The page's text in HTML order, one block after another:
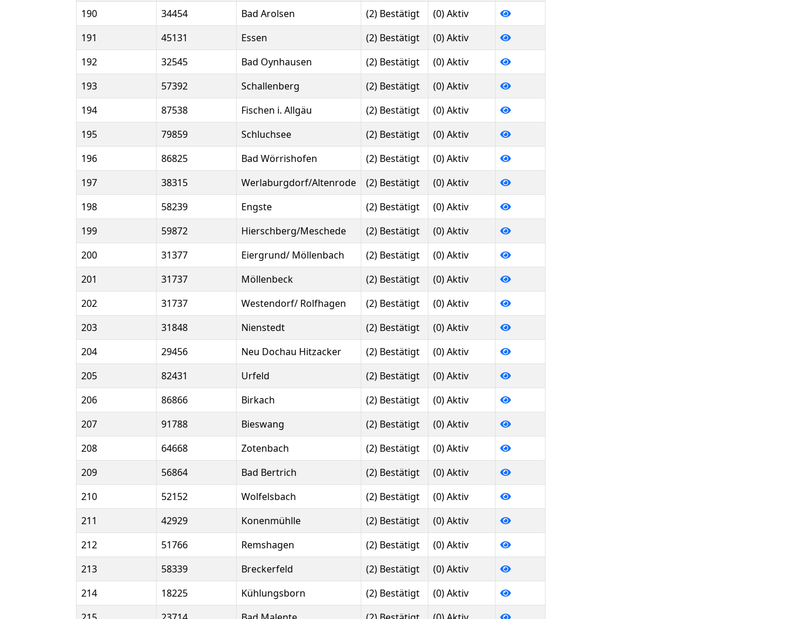
190
34454 Bad Arolsen (2) Bestätigt
(0) Aktiv
191
45131 Essen (2) Bestätigt
(0) Aktiv
192
32545 Bad Oynhausen (2) Bestätigt
(0) Aktiv
193
57392 Schallenberg (2) Bestätigt
(0) Aktiv
194
87538 Fischen i. Allgäu (2) Bestätigt
(0) Aktiv
195
79859 Schluchsee (2) Bestätigt
(0) Aktiv
196
86825 Bad Wörrishofen (2) Bestätigt
(0) Aktiv
197
38315 Werlaburgdorf/Altenrode (2) Bestätigt
(0) Aktiv
198
58239 Engste (2) Bestätigt
(0) Aktiv
199
59872 Hierschberg/Meschede (2) Bestätigt
(0) Aktiv
200
31377 Eiergrund/ Möllenbach (2) Bestätigt
(0) Aktiv
201
31737 Möllenbeck (2) Bestätigt
(0) Aktiv
202
31737 Westendorf/ Rolfhagen (2) Bestätigt
(0) Aktiv
203
31848 Nienstedt (2) Bestätigt
(0) Aktiv
204
29456 Neu Dochau Hitzacker (2) Bestätigt
(0) Aktiv
205
82431 Urfeld (2) Bestätigt
(0) Aktiv
206
86866 Birkach (2) Bestätigt
(0) Aktiv
207
91788 Bieswang (2) Bestätigt
(0) Aktiv
208
64668 Zotenbach (2) Bestätigt
(0) Aktiv
209
56864 Bad Bertrich (2) Bestätigt
(0) Aktiv
210
52152 Wolfelsbach (2) Bestätigt
(0) Aktiv
211
42929 Konenmühlle (2) Bestätigt
(0) Aktiv
212
51766 Remshagen (2) Bestätigt
(0) Aktiv
213
58339 Breckerfeld (2) Bestätigt
(0) Aktiv
214
18225 Kühlungsborn (2) Bestätigt
(0) Aktiv